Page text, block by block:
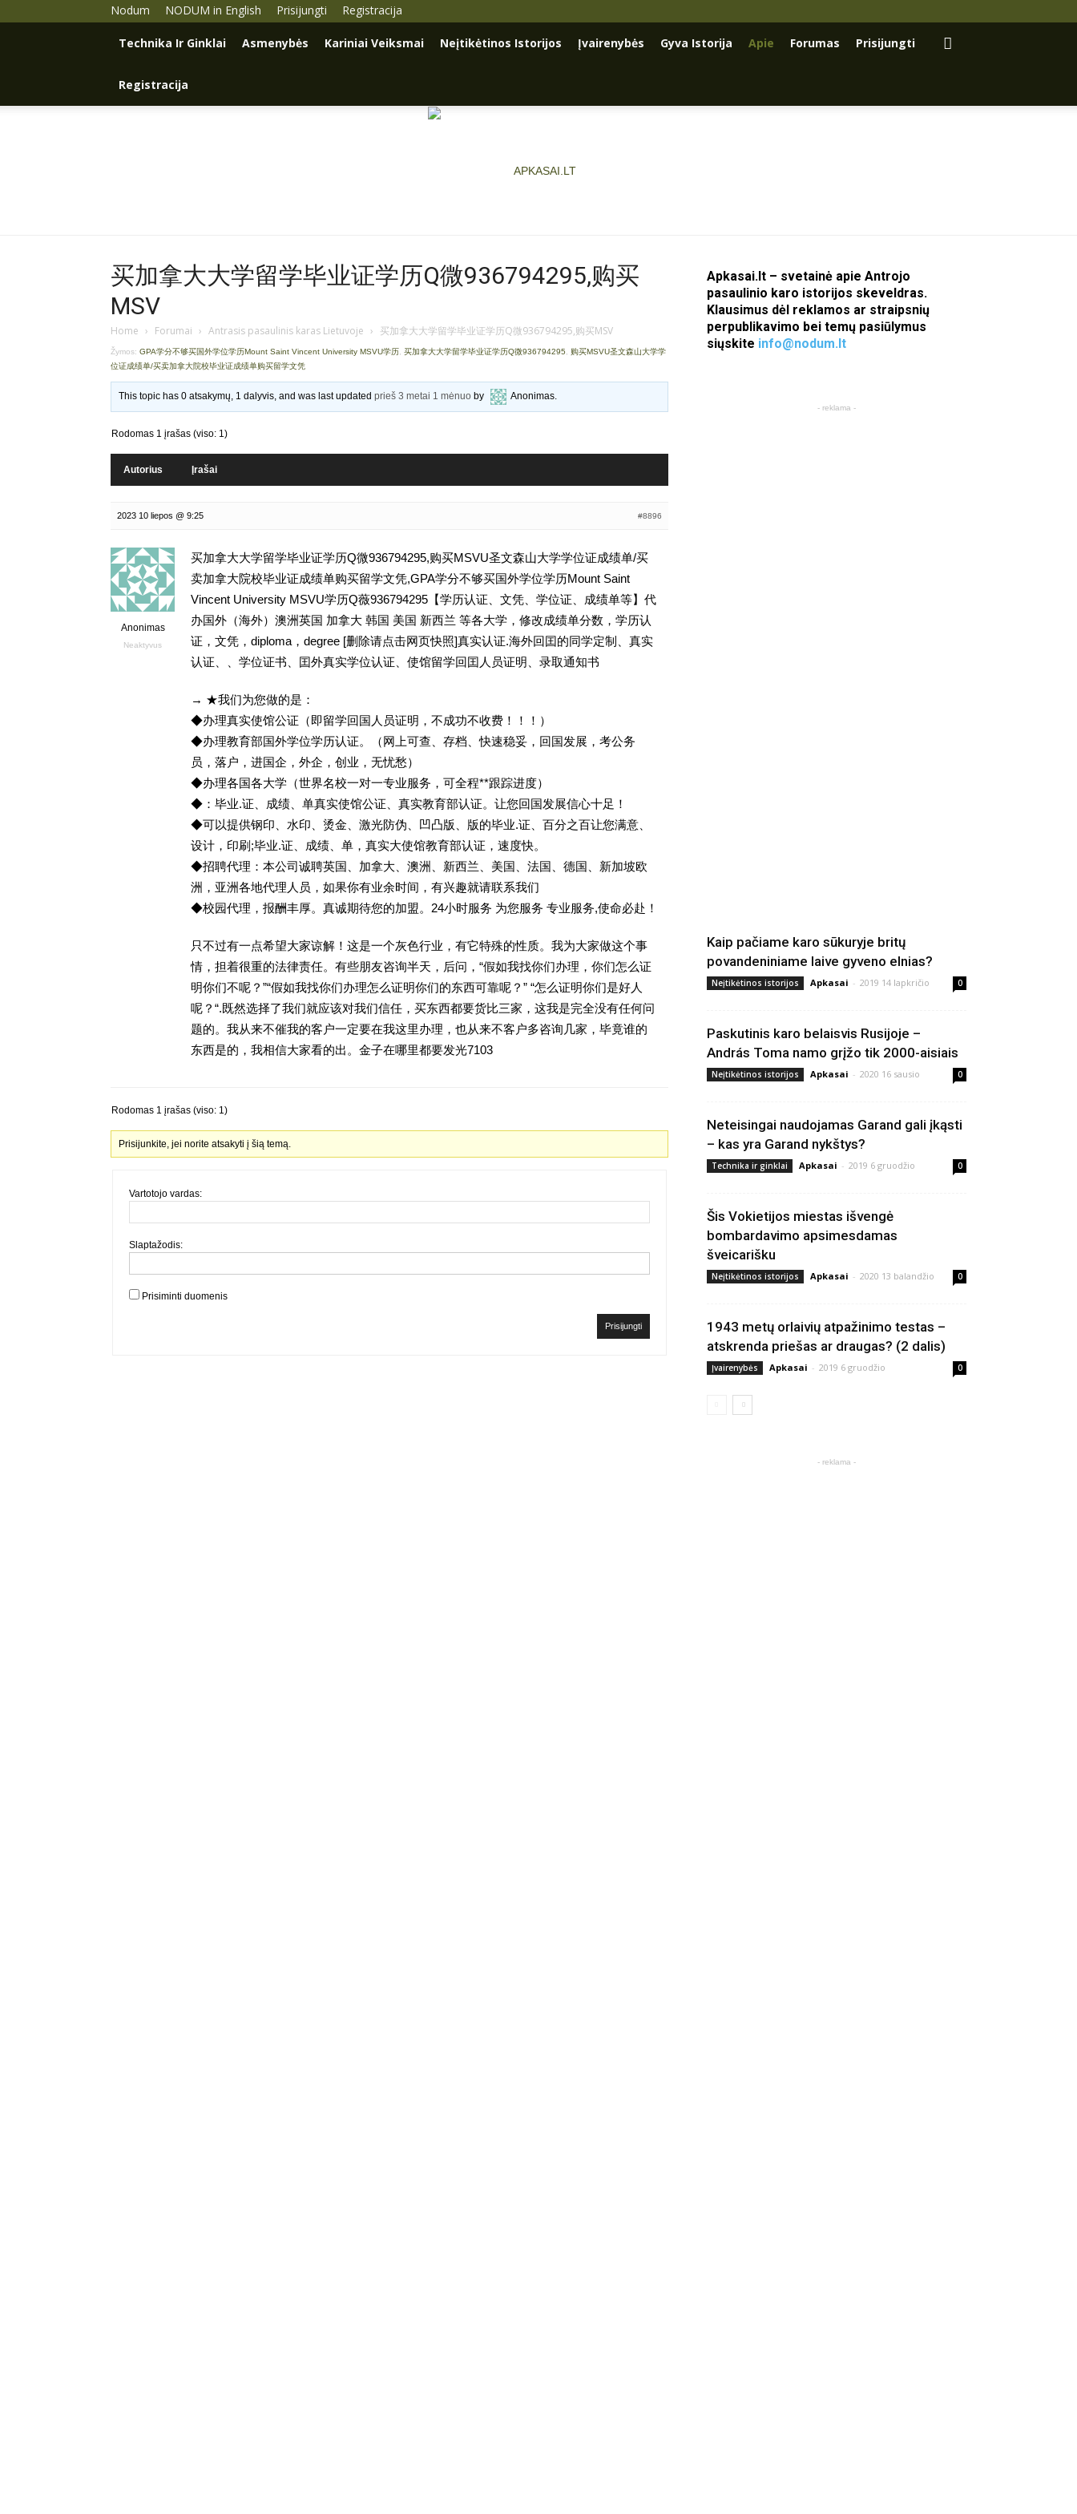
Nodum NODUM in English Prisijungti Registracija
Technika Ir Ginklai Asmenybės Kariniai Veiksmai Neįtikėtinos Istorijos Įvairenybės Gyva Istorija Apie Forumas Prisijungti
Registracija
买加拿大大学留学毕业证学历Q微936794295,购买
MSV
Home › Forumai › Antrasis pasaulinis karas Lietuvoje › 买加拿大大学留学毕业证学历Q微936794295,购买MSV
Žymos: GPA学分不够买国外学位学历Mount Saint Vincent University MSVU学历, 买加拿大大学留学毕业证学历Q微936794295, 购买MSVU圣文森山大学学
位证成绩单/买卖加拿大院校毕业证成绩单购买留学文凭
This topic has 0 atsakymų, 1 dalyvis, and was last updatedprieš 3 metai 1 mėnuo by Anonimas.
Rodomas 1 įrašas (viso: 1)
Autorius Įrašai
2023 10 liepos @ 9:25 #8896
Anonimas
Neaktyvus
买加拿大大学留学毕业证学历Q微936794295,购买MSVU圣文森山大学学位证成绩单/买
卖加拿大院校毕业证成绩单购买留学文凭,GPA学分不够买国外学位学历Mount Saint
Vincent University MSVU学历Q薇936794295【学历认证、文凭、学位证、成绩单等】代
办国外（海外）澳洲英国 加拿大 韩国 美国 新西兰 等各大学，修改成绩单分数，学历认
证，文凭，diploma，degree [删除请点击网页快照]真实认证.海外回囯的同学定制、真实
认证、、学位证书、囯外真实学位认证、使馆留学回囯人员证明、录取通知书
→ ★我们为您做的是：
◆办理真实使馆公证（即留学回国人员证明，不成功不收费！！！）
◆办理教育部国外学位学历认证。（网上可查、存档、快速稳妥，回国发展，考公务
员，落户，进国企，外企，创业，无忧愁）
◆办理各国各大学（世界名校一对一专业服务，可全程**跟踪进度）
◆：毕业.证、成绩、单真实使馆公证、真实教育部认证。让您回国发展信心十足！
◆可以提供钢印、水印、烫金、激光防伪、凹凸版、版的毕业.证、百分之百让您满意、
设计，印刷;毕业.证、成绩、单，真实大使馆教育部认证，速度快。
◆招聘代理：本公司诚聘英国、加拿大、澳洲、新西兰、美国、法国、德国、新加坡欧
洲，亚洲各地代理人员，如果你有业余时间，有兴趣就请联系我们
◆校园代理，报酬丰厚。真诚期待您的加盟。24小时服务 为您服务 专业服务,使命必赴！
只不过有一点希望大家谅解！这是一个灰色行业，有它特殊的性质。我为大家做这个事
情，担着很重的法律责任。有些朋友咨询半天，后问，“假如我找你们办理，你们怎么证
明你们不呢？”“假如我找你们办理怎么证明你们的东西可靠呢？” “怎么证明你们是好人
呢？“.既然选择了我们就应该对我们信任，买东西都要货比三家，这我是完全没有任何问
题的。我从来不催我的客户一定要在我这里办理，也从来不客户多咨询几家，毕竟谁的
东西是的，我相信大家看的出。金子在哪里都要发光7103
Rodomas 1 įrašas (viso: 1)
Prisijunkite, jei norite atsakyti į šią temą.
Vartotojo vardas:
Slaptažodis:
Prisiminti duomenis
Prisijungti
Apkasai.lt – svetainė apie Antrojo
pasaulinio karo istorijos skeveldras.
Klausimus dėl reklamos ar straipsnių
perpublikavimo bei temų pasiūlymus
siųskite info@nodum.lt
- reklama -
Kaip pačiame karo sūkuryje britų
povandeniniame laive gyveno elnias?
Neįtikėtinos istorijos Apkasai - 2019 14 lapkričio 0
Paskutinis karo belaisvis Rusijoje –
András Toma namo grįžo tik 2000-aisiais
Neįtikėtinos istorijos Apkasai - 2020 16 sausio 0
Neteisingai naudojamas Garand gali įkąsti
– kas yra Garand nykštys?
Technika ir ginklai Apkasai - 2019 6 gruodžio 0
Šis Vokietijos miestas išvengė
bombardavimo apsimesdamas
šveicarišku
Neįtikėtinos istorijos Apkasai - 2020 13 balandžio 0
1943 metų orlaivių atpažinimo testas –
atskrenda priešas ar draugas? (2 dalis)
Įvairenybės Apkasai - 2019 6 gruodžio 0
- reklama -